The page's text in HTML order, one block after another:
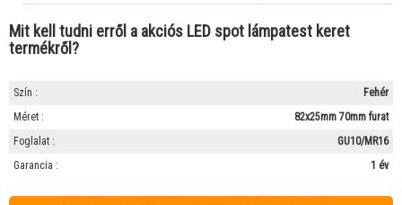
Mit kell tudni erről a akciós LED spot lámpatest keret
termékről?
Szín :
Fehér
Méret :
82x25mm 70mm furat
Foglalat :
GU10/MR16
Garancia :
1 év